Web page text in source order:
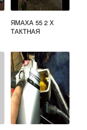
ЯМАХА 55 2 Х
ТАКТНАЯ